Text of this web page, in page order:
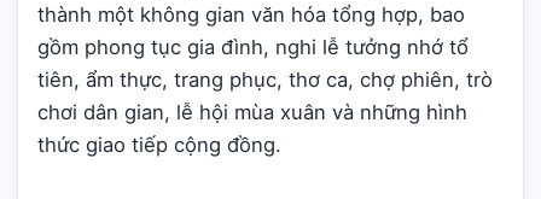
thành một không gian văn hóa tổng hợp, bao
gồm phong tục gia đình, nghi lễ tưởng nhớ tổ
tiên, ẩm thực, trang phục, thơ ca, chợ phiên, trò
chơi dân gian, lễ hội mùa xuân và những hình
thức giao tiếp cộng đồng.